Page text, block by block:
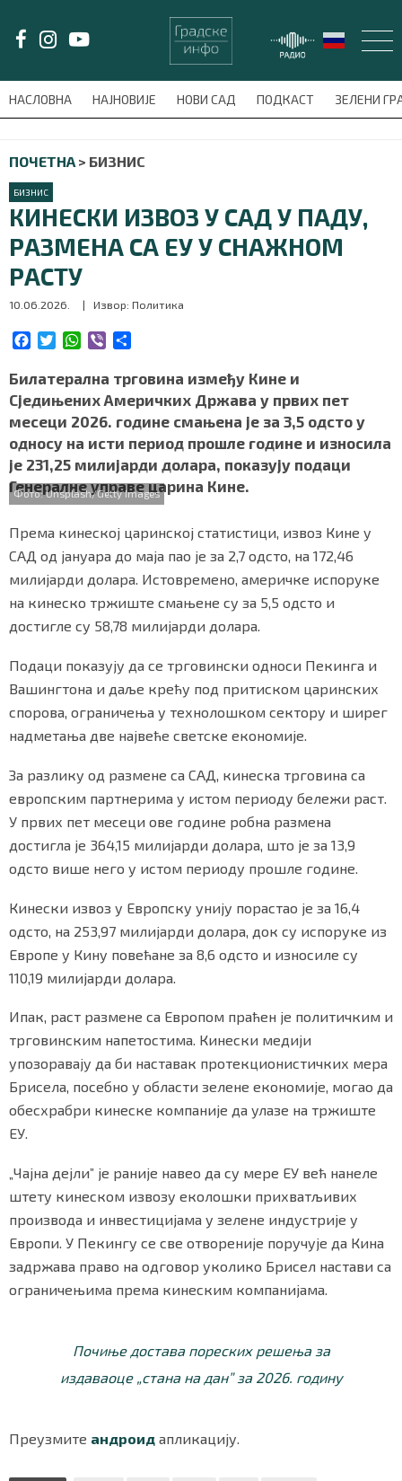
НАСЛОВНА НАЈНОВИЈЕ НОВИ САД ПОДКАСТ ЗЕЛЕНИ
meni'); $this_item = current( wp_filter_object_list(
ПОЧЕТНА > БИЗНИС
БИЗНИС
КИНЕСКИ ИЗВОЗ У САД У ПАДУ,
РАЗМЕНА СА ЕУ У СНАЖНОМ
РАСТУ
10.06.2026. | Извор: Политика
c
e
b
o
o
k
i
t
t
e
r
W
a
t
s
A
p
p
b
e
r
a
r
e
Билатерална трговина између Кине и
Сједињених Америчких Држава у првих пет
месеци 2026. године смањена је за 3,5 одсто у
односу на исти период прошле године и износила
је 231,25 милијарди долара, показују подаци
Генералне управе царина Кине.
Фото: Unsplash/Getty Images
Према кинеској царинској статистици, извоз Кине у
САД од јануара до маја пао је за 2,7 одсто, на 172,46
милијарди долара. Истовремено, америчке испоруке
на кинеско тржиште смањене су за 5,5 одсто и
достигле су 58,78 милијарди долара.
Подаци показују да се трговински односи Пекинга и
Вашингтона и даље крећу под притиском царинских
спорова, ограничења у технолошком сектору и ширег
надметања две највеће светске економије.
За разлику од размене са САД, кинеска трговина са
европским партнерима у истом периоду бележи раст.
У првих пет месеци ове године робна размена
достигла је 364,15 милијарди долара, што је за 13,9
одсто више него у истом периоду прошле године.
Кинески извоз у Европску унију порастао је за 16,4
одсто, на 253,97 милијарди долара, док су испоруке из
Европе у Кину повећане за 8,6 одсто и износиле су
110,19 милијарди долара.
Ипак, раст размене са Европом праћен је политичким и
трговинским напетостима. Кинески медији
упозоравају да би наставак протекционистичких мера
Брисела, посебно у области зелене економије, могао да
обесхрабри кинеске компаније да улазе на тржиште
ЕУ.
„Чајна дејли” је раније навео да су мере ЕУ већ нанеле
штету кинеском извозу еколошки прихватљивих
производа и инвестицијама у зелене индустрије у
Европи. У Пекингу се све отвореније поручује да Кина
задржава право на одговор уколико Брисел настави са
ограничењима према кинеским компанијама.
Почиње достава пореских решења за
издаваоце „стана на дан” за 2026. годину
Преузмите андроид апликацију.
LAT/ЋИР
НАСЛОВНА
НАЈНОВИЈЕ
НОВИ САД
ПОДКАСТ
ЗЕЛЕНИ ГРАД
ВИДЕО
СПЕЦИЈАЛИ
БЛОГ
СРБИЈА
СВЕТ
ЖИВОТ И СТИЛ
СПОРТ
БИЗНИС
redakcija@gradskeinfo.rs
ПРАТИТЕ НАС
| Услови коришћења Политика
ПРЕУЗМИТЕ НАШУ АПЛИКАЦИЈУ